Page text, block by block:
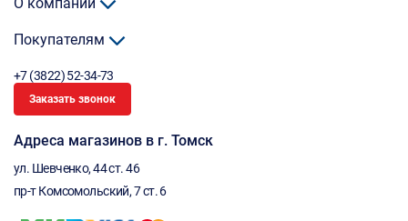
Покупателям
+7 (3822) 52-34-73
Заказать звонок
Адреса магазинов в г. Томск
ул. Шевченко, 44 ст. 46
пр-т Комсомольский, 7 ст. 6